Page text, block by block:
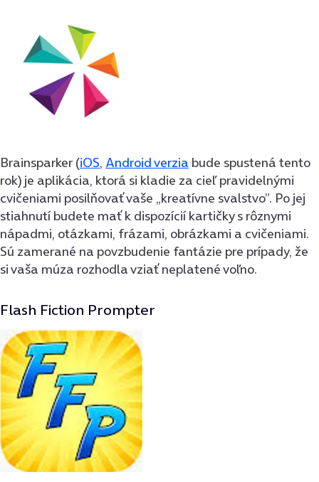
Brainsparker (iOS, Android verzia bude spustená tento
rok) je aplikácia, ktorá si kladie za cieľ pravidelnými
cvičeniami posilňovať vaše „kreatívne svalstvo”. Po jej
stiahnutí budete mať k dispozícií kartičky s rôznymi
nápadmi, otázkami, frázami, obrázkami a cvičeniami.
Sú zamerané na povzbudenie fantázie pre prípady, že
si vaša múza rozhodla vziať neplatené voľno.
Flash Fiction Prompter